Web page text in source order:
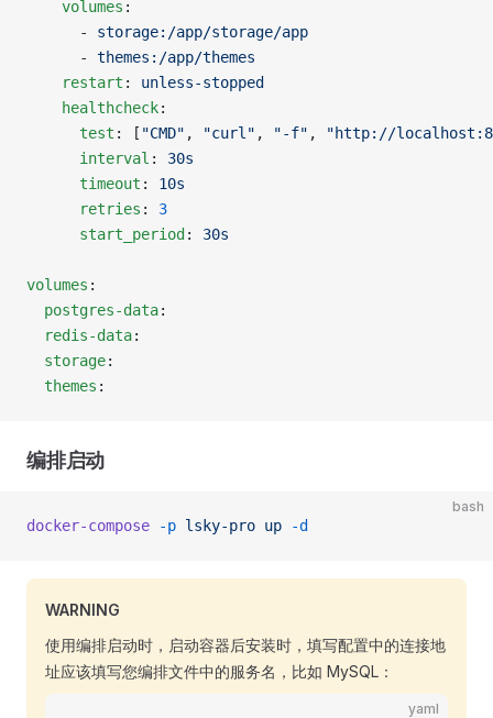
    volumes
:
      -
storage:/app/storage/app
      -
themes:/app/themes
    restart
: unless-stopped
    healthcheck
:
      test
: [ "CMD" , "curl" , "-f" ,
"http://
      interval
: 30s
      timeout
: 10s
      retries
: 3
      start_period
: 30s
volumes :
  postgres-data
:
  redis-data
:
  storage
:
  themes
:
编排启动
bash
docker-compose -p lsky-pro up -d
WARNING
使用编排启动时，启动容器后安装时，填写配置中的连接地
址应该填写您编排文件中的服务名，比如 MySQL：
yaml